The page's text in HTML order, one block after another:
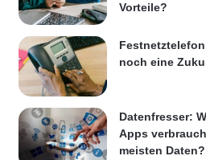
Vorteile?
noch eine
Datenfresser:
Apps
meisten Daten?